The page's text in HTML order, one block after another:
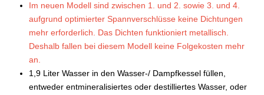
Im neuen Modell sind zwischen 1. und 2. sowie 3. und 4.
aufgrund optimierter Spannverschlüsse keine Dichtungen
mehr erforderlich. Das Dichten funktioniert metallisch.
Deshalb fallen bei diesem Modell keine Folgekosten mehr
an.
1,9 Liter Wasser in den Wasser-/ Dampfkessel füllen,
entweder entmineralisiertes oder destilliertes Wasser, oder